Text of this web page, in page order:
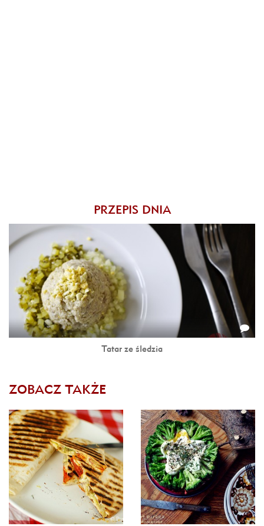
PRZEPIS DNIA
Tatar ze śledzia
ZOBACZ TAKŻE